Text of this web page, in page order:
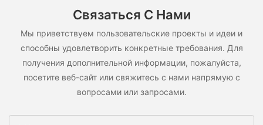
Связаться С Нами
Мы приветствуем пользовательские проекты и идеи и
способны удовлетворить конкретные требования. Для
получения дополнительной информации, пожалуйста,
посетите веб-сайт или свяжитесь с нами напрямую с
вопросами или запросами.